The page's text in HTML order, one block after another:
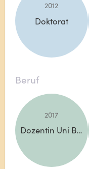
2012
Doktorat
Beruf
2017
Dozentin Uni Bern